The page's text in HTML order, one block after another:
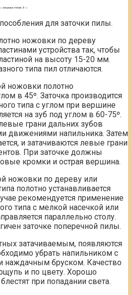
для заточки пилы.
ножовки по дереву
устройства так, чтобы
на высоту 15-20 мм.
типа пил отличаются.
ножовки полотно
в 45º. Заточка производится
типа с углом при вершине
на зуб под углом в 60-75º.
грани дальних зубов
движениями напильника. Затем
и затачиваются левые грани
При заточке должны
кромки и острая вершина.
ножовки по дереву или
полотно устанавливается
рекомендуется применение
типа с мелкой насечкой или
параллельно столу.
заточке поперечной пилы.
затачиваемым, появляются
убрать напильником с
наждачным бруском. Качество
и по цвету. Хорошо
при попадании света.